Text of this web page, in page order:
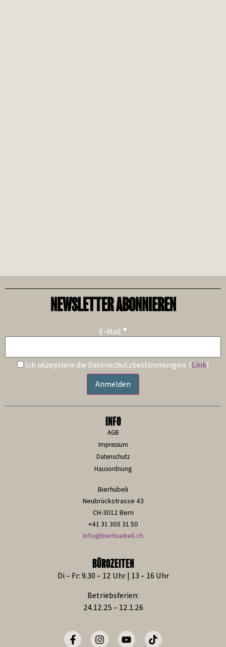
NEWSLETTER ABONNIEREN
E-Mail *
Ich akzeptiere die Datenschutzbestimmungen. (Link)
INFO
AGB
Impressum
Datenschutz
Hausordnung
Bierhübeli
Neubrückstrasse 43
CH-3012 Bern
+41 31 305 31 50
info@bierhuebeli.ch
BÜROZEITEN
Di – Fr: 9.30 – 12 Uhr | 13 – 16 Uhr
Betriebsferien:
24.12.25 – 12.1.26